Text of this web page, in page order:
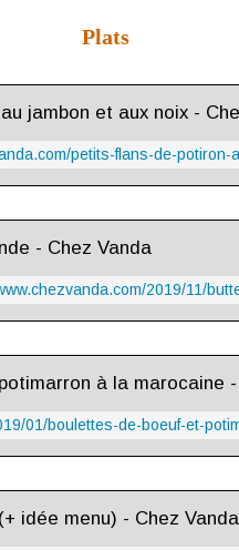
Plats
jambon et aux noix -
petits-flans-de-potiron-
- Chez Vanda
2019/11/
à la marocaine
idée menu) - Chez Vanda